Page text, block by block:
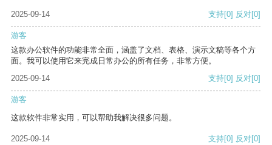
2025-09-14 支持[0] 反对[0]
游客
这款办公软件的功能非常全面，涵盖了文档、表格、演示文稿等各个方
面。我可以使用它来完成日常办公的所有任务，非常方便。
2025-09-14
支持[0] 反对[0]
游客
这款软件非常实用，可以帮助我解决很多问题。
2025-09-14 支持[0] 反对[0]